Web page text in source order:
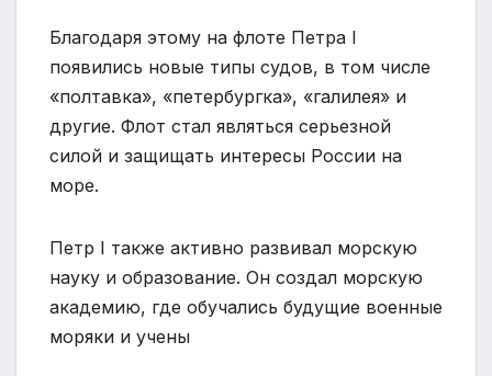
Благодаря этому на флоте Петра I
появились новые типы судов, в том числе
«полтавка», «петербургка», «галилея» и
другие. Флот стал являться серьезной
силой и защищать интересы России на
море.
Петр I также активно развивал морскую
науку и образование. Он создал морскую
академию, где обучались будущие военные
моряки и учены